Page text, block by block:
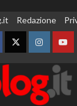
Redazione
TwitterInstagram